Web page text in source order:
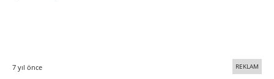
7 yıl önce REKLAM